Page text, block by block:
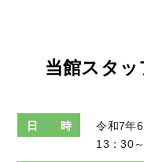
当館スタ
日 時
令和7年6
13：30